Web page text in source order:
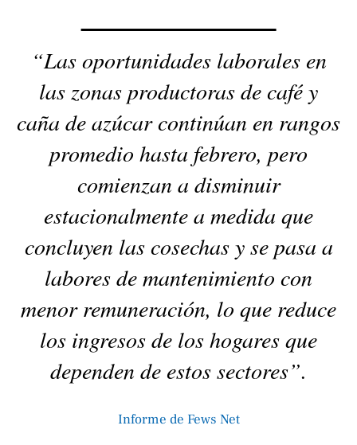
“Las oportunidades laborales en
las zonas productoras de café y
caña de azúcar continúan en rangos
promedio hasta febrero, pero
comienzan a disminuir
estacionalmente a medida que
concluyen las cosechas y se pasa a
labores de mantenimiento con
menor remuneración, lo que reduce
los ingresos de los hogares que
dependen de estos sectores”.
Informe de Fews Net